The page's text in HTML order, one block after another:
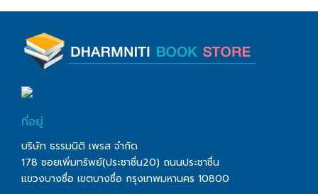
ที่อยู่
บริษัท ธรรมนิติ เพรส จำกัด
178 ซอยเพิ่มทรัพย์(ประชาชื่น20) ถนนประชาชื่น
แขวงบางซื่อ เขตบางซื่อ กรุงเทพมหานคร 10800